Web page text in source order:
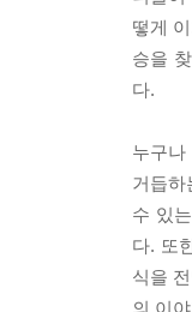
떻게
승을
다.
누구
거듭하
수 있
다. 또
식을
의 이